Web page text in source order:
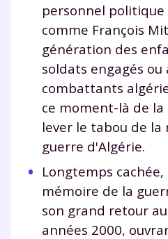
personnel politique
comme François
génération des
soldats engagés ou
combattants
ce moment-là de
lever le tabou de la
guerre d'Algérie.
Longtemps
mémoire de la
son grand retour
années 2000,